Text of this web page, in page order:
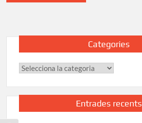
Categories
Categories
Entrades recents